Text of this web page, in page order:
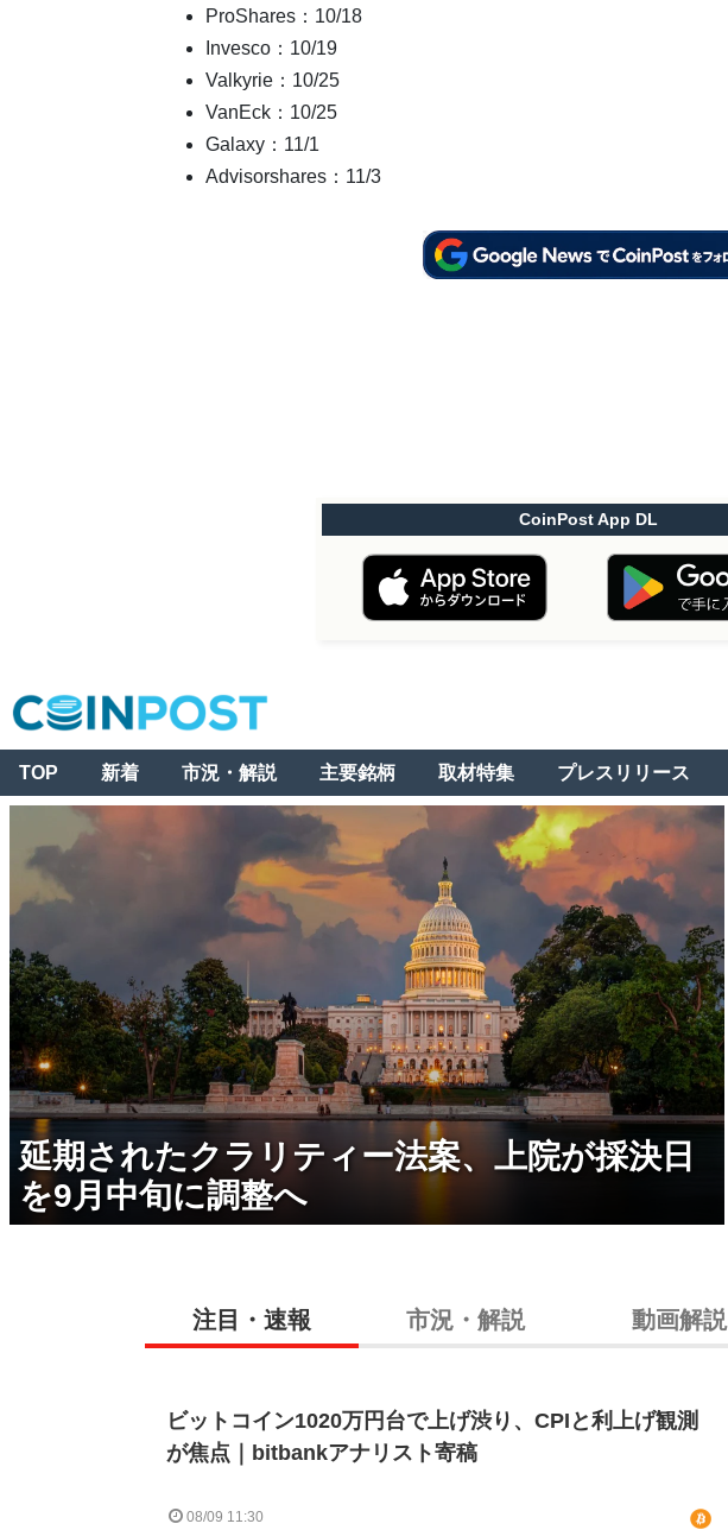
ProShares：10/18
Invesco：10/19
Valkyrie：10/25
VanEck：10/25
Galaxy：11/1
Advisorshares：11/3
CoinPost App DL
TOP 新着 市況・解説 主要銘柄 取材特集 プレスリリース
延期されたクラリティー法案、上院が採決日
を9月中旬に調整へ
注目・速報 市況・解説 動画解説
ビットコイン1020万円台で上げ渋り、CPIと利上げ観測
が焦点｜bitbankアナリスト寄稿
08/09 11:30